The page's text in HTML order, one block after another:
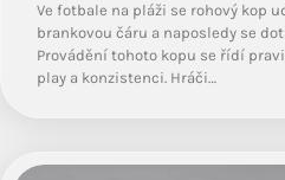
Ve fotbale na pláži se rohový kop
brankovou čáru a naposledy se
Provádění tohoto kopu se řídí
play a konzistenci. Hráči…